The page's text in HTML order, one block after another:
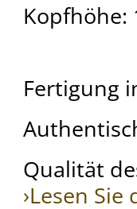
Kopfhöhe:
Fertigung
Qualität
›Lesen